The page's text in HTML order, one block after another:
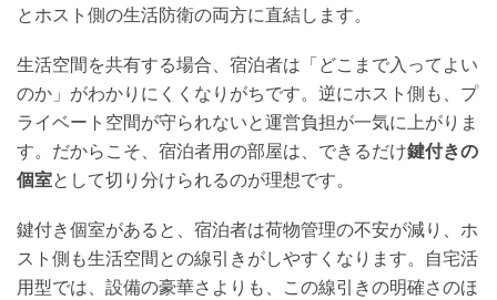
とホスト側の生活防衛の両方に直結します。
生活空間を共有する場合、宿泊者は「どこまで入ってよい
のか」がわかりにくくなりがちです。逆にホスト側も、プ
ライベート空間が守られないと運営負担が一気に上がりま
す。だからこそ、宿泊者用の部屋は、できるだけ鍵付きの
個室として切り分けられるのが理想です。
鍵付き個室があると、宿泊者は荷物管理の不安が減り、ホ
スト側も生活空間との線引きがしやすくなります。自宅活
用型では、設備の豪華さよりも、この線引きの明確さのほ